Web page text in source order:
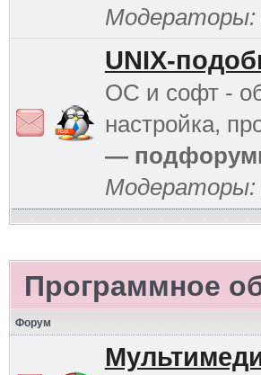
Модераторы:
UNIX-
ОС и софт -
настройка,
—
Модераторы:
Программное
Форум